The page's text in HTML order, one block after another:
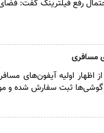
رفع فیلترینگ گفت:
مسافری
اولیه آیفون‌های
ثبت سفارش شده و مورد